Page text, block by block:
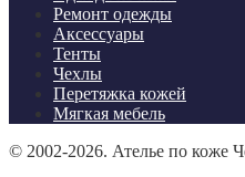
Ремонт одежды
Аксессуары
Тенты
Чехлы
Перетяжка кожей
Мягкая мебель
© 2002-2026. Ателье по коже